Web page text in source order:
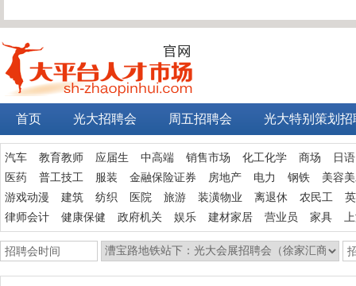
首页 光大招聘会 周五招聘会 光大特别策划招
汽车 教育教师 应届生 中高端 销售市场 化工化学 商场
日
医药
普工技工 服装 金融保险证券 房地产 电力 钢铁
美容
游戏动漫
建筑 纺织 医院 旅游 装潢物业 离退休 农民工
律师会计
健康保健 政府机关 娱乐 建材家居 营业员 家具